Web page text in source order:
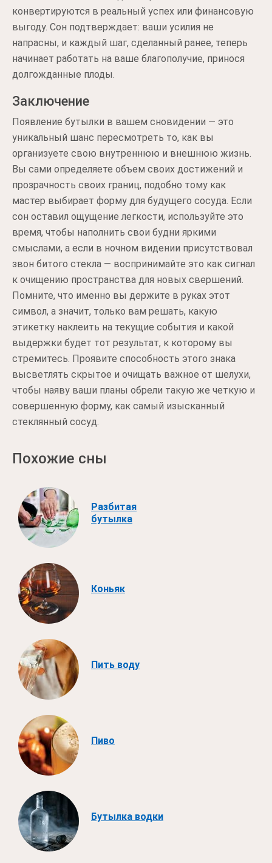
конвертируются в реальный успех или финансовую
выгоду. Сон подтверждает: ваши усилия не
напрасны, и каждый шаг, сделанный ранее, теперь
начинает работать на ваше благополучие, принося
долгожданные плоды.
Заключение
Появление бутылки в вашем сновидении — это
уникальный шанс пересмотреть то, как вы
организуете свою внутреннюю и внешнюю жизнь.
Вы сами определяете объем своих достижений и
прозрачность своих границ, подобно тому как
мастер выбирает форму для будущего сосуда. Если
сон оставил ощущение легкости, используйте это
время, чтобы наполнить свои будни яркими
смыслами, а если в ночном видении присутствовал
звон битого стекла — воспринимайте это как сигнал
к очищению пространства для новых свершений.
Помните, что именно вы держите в руках этот
символ, а значит, только вам решать, какую
этикетку наклеить на текущие события и какой
выдержки будет тот результат, к которому вы
стремитесь. Проявите способность этого знака
высветлять скрытое и очищать важное от шелухи,
чтобы наяву ваши планы обрели такую же четкую и
совершенную форму, как самый изысканный
стеклянный сосуд.
Похожие сны
Разбитая
бутылка
Коньяк
Пить воду
Пиво
Бутылка водки